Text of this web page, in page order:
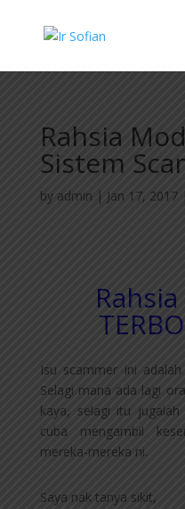
Rahsia
Sistem
by admin | Jan 17, 2017|
Isu scammer ini
Selagi mana ada lagi
kaya, selagi itu
cuba mengambil
mereka-mereka ni.
Saya nak tanya sikit,